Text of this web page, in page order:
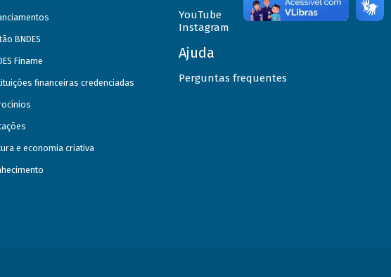
BNDES
Finame
financeiras credenciadas
e economia criativa
YouTube
Instagram
Ajuda
Perguntas frequentes